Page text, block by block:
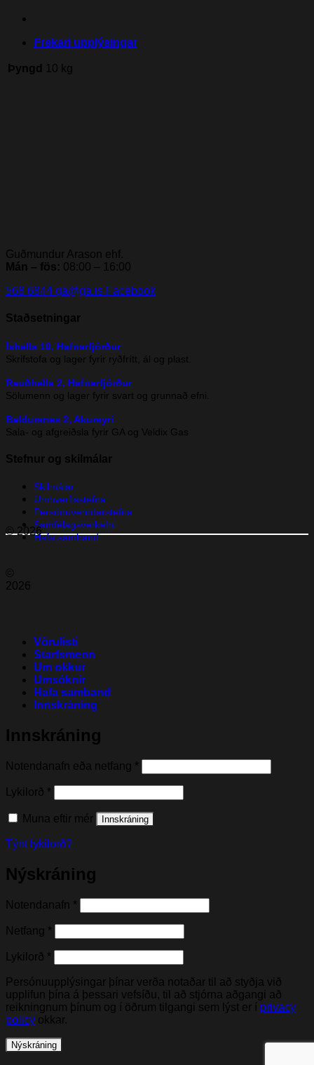
Frekari upplýsingar
Þyngd 10 kg
Guðmundur Arason ehf.
Mán – fös: 08:00 – 16:00
568 6844 ga@ga.is Facebook
Staðsetningar
Íshella 10, Hafnarfjörður
Skrifstofa og lager fyrir ryðfrítt, ál og plast.
Rauðhella 2, Hafnarfjörður
Sölumenn og lager fyrir svart og grunnað efni.
Baldursnes 2, Akureyri
Sala- og afgreiðsla fyrir GA og Veldix Gas
Stefnur og skilmálar
Skilmálar
Umhverfisstefna
Persónuverndarstefna
Samfélagsverkefni
Hafa samband
© 2026
©
2026
Vörulisti
Starfsmenn
Um okkur
Umsóknir
Hafa samband
Innskráning
Innskráning
Notendanafn eða netfang *
Lykilorð *
Muna eftir mér Innskráning
Týnt lykilorð?
Nýskráning
Notendanafn *
Netfang *
Lykilorð *
Persónuupplýsingar þínar verða notaðar til að styðja við
upplifun þína á þessari vefsíðu, til að stjórna aðgangi að
reikningnum þínum og í öðrum tilgangi sem lýst er í privacy
policy okkar.
Nýskráning